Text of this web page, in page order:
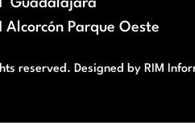
Guadalajara
Alcorcón Parque Oeste
reserved. Designed by RIM